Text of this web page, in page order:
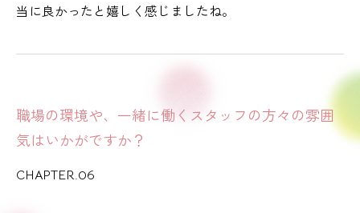
当に良かったと嬉しく感じましたね。
職場の環境や、一緒に働くスタッフの方々の雰囲
気はいかがですか？
CHAPTER.06